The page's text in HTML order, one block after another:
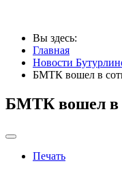
Вы здесь:
Главная
Новости
БМТК вошел в
БМТК вошел в
Печать